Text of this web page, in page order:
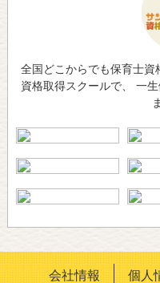
全国どこからでも保育士
資格取得スクールで、 一
会社情報 個人